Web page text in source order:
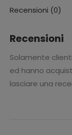
Recensioni (0)
Recensioni
Solamente
ed hanno
lasciare una